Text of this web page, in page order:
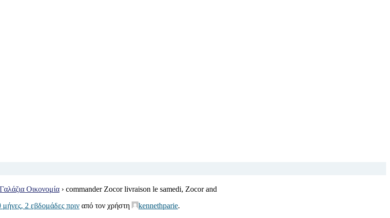
Γαλάζια Οικονομία › commander Zocor livraison le samedi, Zocor and
μήνες, 2 εβδομάδες πριν από τον χρήστη kennethparie.